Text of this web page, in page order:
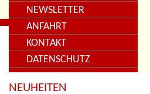
NEWSLETTER
ANFAHRT
KONTAKT
DATENSCHUTZ
NEUHEITEN